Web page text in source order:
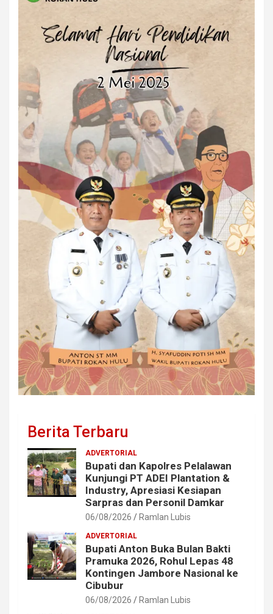
Berita Terbaru
ADVERTORIAL
Bupati dan Kapolres Pelalawan
Kunjungi PT ADEI Plantation &
Industry, Apresiasi Kesiapan
Sarpras dan Personil Damkar
06/08/2026 Ramlan Lubis
ADVERTORIAL
Bupati Anton Buka Bulan Bakti
Pramuka 2026, Rohul Lepas 48
Kontingen Jambore Nasional ke
Cibubur
06/08/2026 Ramlan Lubis